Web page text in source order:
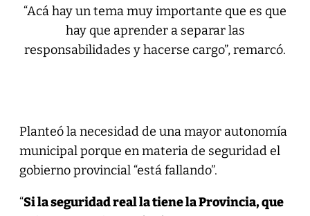
“Acá hay un tema muy importante que es que
hay que aprender a separar las
responsabilidades y hacerse cargo”, remarcó.
Planteó la necesidad de una mayor autonomía
municipal porque en materia de seguridad el
gobierno provincial “está fallando”.
“Si la seguridad real la tiene la Provincia, que